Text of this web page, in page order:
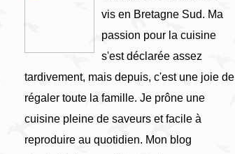
vis en Bretagne Sud. Ma
passion pour la cuisine
s'est déclarée assez
tardivement, mais depuis, c'est une joie de
régaler toute la famille. Je prône une
cuisine pleine de saveurs et facile à
reproduire au quotidien. Mon blog